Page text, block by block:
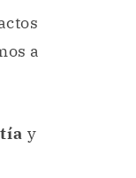
a
y